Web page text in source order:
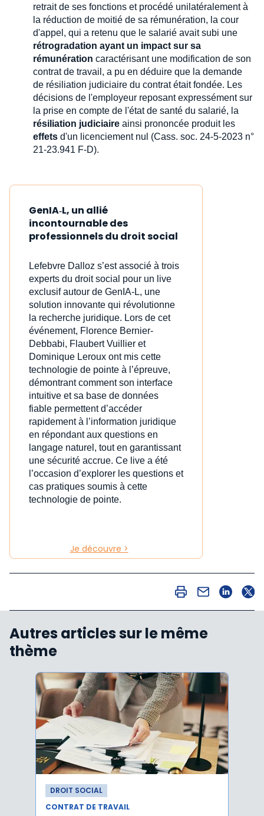
retrait de ses fonctions et procédé unilatéralement à
la réduction de moitié de sa rémunération, la cour
d'appel, qui a retenu que le salarié avait subi une
rétrogradation ayant un impact sur sa
rémunération caractérisant une modification de son
contrat de travail, a pu en déduire que la demande
de résiliation judiciaire du contrat était fondée. Les
décisions de l'employeur reposant expressément sur
la prise en compte de l'état de santé du salarié, la
résiliation judiciaire ainsi prononcée produit les
effets d'un licenciement nul (Cass. soc. 24-5-2023 n°
21-23.941 F-D).
GenIA‑L, un allié
incontournable des
professionnels du droit social
Lefebvre Dalloz s’est associé à trois
experts du droit social pour un live
exclusif autour de GenIA‑L, une
solution innovante qui révolutionne
la recherche juridique. Lors de cet
événement, Florence Bernier-
Debbabi, Flaubert Vuillier et
Dominique Leroux ont mis cette
technologie de pointe à l’épreuve,
démontrant comment son interface
intuitive et sa base de données
fiable permettent d’accéder
rapidement à l’information juridique
en répondant aux questions en
langage naturel, tout en garantissant
une sécurité accrue. Ce live a été
l’occasion d’explorer les questions et
cas pratiques soumis à cette
technologie de pointe.
Je découvre >
Autres articles sur le même
thème
DROIT SOCIAL
CONTRAT DE TRAVAIL